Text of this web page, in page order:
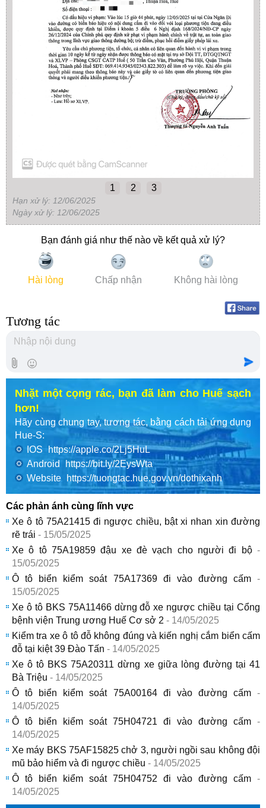
1 2 3
Hạn xử lý: 12/06/2025
Ngày xử lý: 12/06/2025
Bạn đánh giá như thế nào về kết quả xử lý?
Hài lòng Chấp nhận Không hài lòng
Tương tác
Nhặt một cọng rác, bạn đã làm cho Huế sạch
hơn!
Hãy cùng chung tay, tương tác, bằng cách tải ứng dụng
Hue-S:
IOS
https://apple.co/2Lj5HuL
Android
https://bit.ly/2EysWta
Website
https://tuongtac.hue.gov.vn/dothixanh
Các phản ánh cùng lĩnh vực
Xe ô tô 75A21415 đi ngược chiều, bật xi nhan xin đường
rẽ trái - 15/05/2025
Xe ô tô 75A19859 đậu xe đè vạch cho người đi bộ-
15/05/2025
Ô tô biển kiểm soát 75A17369 đi vào đường cấm-
15/05/2025
Xe ô tô BKS 75A11466 dừng đỗ xe ngược chiều tại Cổng
bệnh viện Trung ương Huế Cơ sở 2 - 14/05/2025
Kiểm tra xe ô tô đỗ không đúng và kiến nghị cắm biển cấm
đỗ tại kiệt 39 Đào Tấn - 14/05/2025
Xe ô tô BKS 75A20311 dừng xe giữa lòng đường tại 41
Bà Triệu - 14/05/2025
Ô tô biển kiểm soát 75A00164 đi vào đường cấm-
14/05/2025
Ô tô biển kiểm soát 75H04721 đi vào đường cấm -
14/05/2025
Xe máy BKS 75AF15825 chở 3, người ngồi sau không đội
mũ bảo hiểm và đi ngược chiều - 14/05/2025
Ô tô biển kiểm soát 75H04752 đi vào đường cấm -
14/05/2025